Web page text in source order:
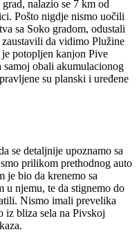
nalazio se 7 km od
Pošto nigdje nismo uočili
sa Soko gradom, odustali
zaustavili da vidimo Plužine
potopljen kanjon Pive
obali akumulacionog
su planski i uređene
se detaljnije upoznamo sa
prilikom prethodnog auto
je bio da krenemo sa
u njemu, te da stignemo do
Nismo imali prevelika
iz bliza sela na Pivskoj